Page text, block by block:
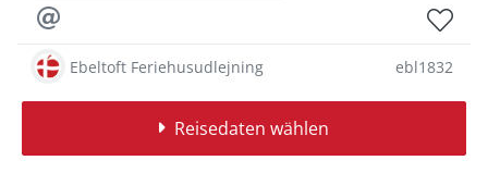
Ebeltoft Feriehusudlejning ebl1832
Reisedaten wählen